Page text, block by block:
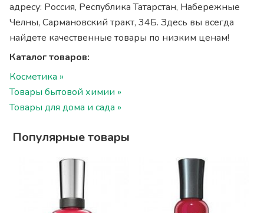
адресу: Россия, Республика Татарстан, Набережные
Челны, Сармановский тракт, 34Б. Здесь вы всегда
найдете качественные товары по низким ценам!
Каталог товаров:
Косметика »
Товары бытовой химии »
Товары для дома и сада »
Популярные товары